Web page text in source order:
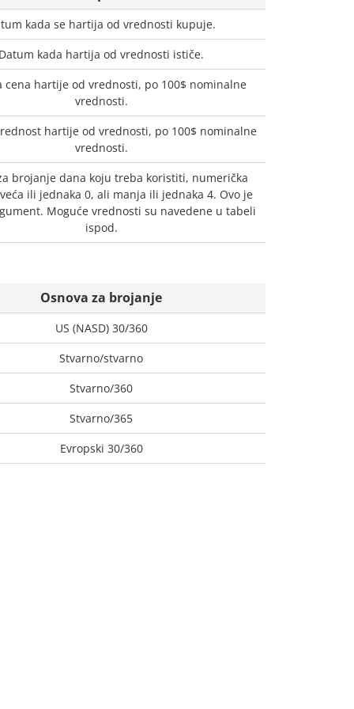
kada se hartija od vrednosti kupuje.
kada hartija od vrednosti ističe.
cena hartije od vrednosti, po 100$ nominalne
vrednosti.
hartije od vrednosti, po 100$ nominalne
vrednosti.
brojanje dana koju treba koristiti, numerička
ili jednaka 0, ali manja ili jednaka 4. Ovo je
Moguće vrednosti su navedene u tabeli
ispod.
Osnova za brojanje
US (NASD) 30/360
Stvarno/stvarno
Stvarno/360
Stvarno/365
Evropski 30/360